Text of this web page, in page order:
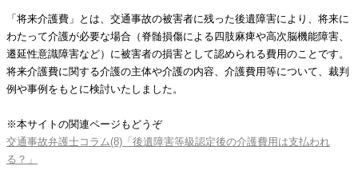
「将来介護費」とは、交通事故の被害者に残った後遺障害により、将来に
わたって介護が必要な場合（脊髄損傷による四肢麻痺や高次脳機能障害、
遷延性意識障害など）に被害者の損害として認められる費用のことです。
将来介護費に関する介護の主体や介護の内容、介護費用等について、裁判
例や事例をもとに検討いたしました。
※本サイトの関連ページもどうぞ
交通事故弁護士コラム(8)「後遺障害等級認定後の介護費用は支払われ
る？」